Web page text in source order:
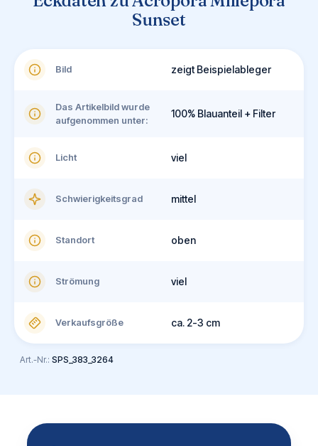
Sunset
Bild zeigt Beispielableger
Das Artikelbild wurde
aufgenommen unter:
100% Blauanteil + Filter
Licht viel
Schwierigkeitsgrad mittel
Standort oben
Strömung viel
Verkaufsgröße ca. 2-3 cm
Art.-Nr.: SPS_383_3264